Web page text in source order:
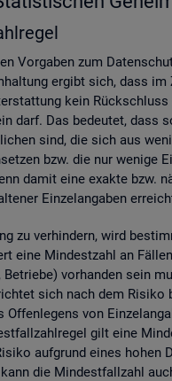
Vor­ga­ben zum
er­gibt sich, dass
kein
darf. Das be­deu­tet, dass
sind, die sich aus
bzw. die nur we­ni­ge
damit eine ex­ak­te bzw.
Ein­zel­an­ga­ben
zu ver­hin­dern, wird
eine Min­dest­zahl an
Be­trie­be) vor­han­den sein
sich nach dem Ri­si­ko
Of­fen­le­gens von
gilt eine
auf­grund eines hohen
die Min­dest­fall­zahl